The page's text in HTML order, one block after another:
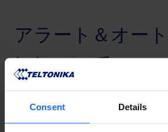
Consent Details
アラート＆オー
ンについて
れてください。RMSには
Automation（RMSアラート＆オー